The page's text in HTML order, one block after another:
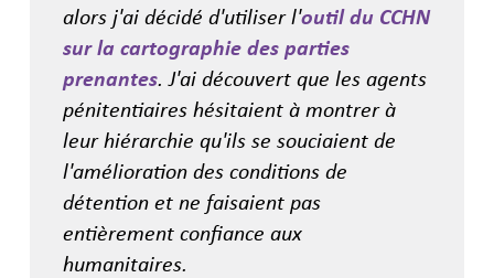
alors j'aidécidé d'utiliser l'outil du CCHN
sur la cartographie des parties
prenantes. J'ai découvert que les agents
pénitentiaires hésitaient à montrer à
leur hiérarchie qu'ils se souciaient de
l'amélioration des conditions de
détention et ne faisaient pas
entièrement confiance aux
humanitaires.